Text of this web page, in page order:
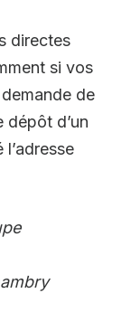
directes
si vos
de
dépôt d’un